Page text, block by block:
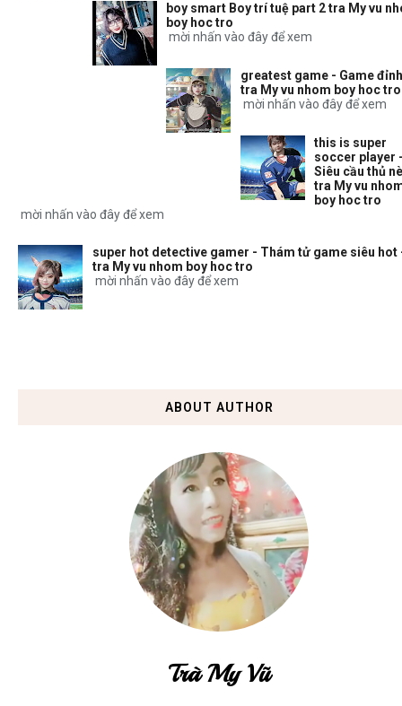
boy smart Boy trí tuệ part 2 tra My vu
boy hoc tro
mời nhấn vào đây để xem
greatest game - Game
tra My vu nhom boy hoc tro
mời nhấn vào đây để xem
this is super
soccer player
Siêu cầu thủ
tra My vu
boy hoc tro
mời nhấn vào đây để xem
super hot detective gamer - Thám tử game siêu hot
tra My vu nhom boy hoc tro
mời nhấn vào đây để xem
ABOUT AUTHOR
Trà My Vũ